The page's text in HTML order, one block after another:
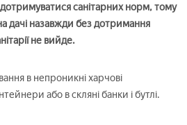
санітарних норм, тому
дачі назавжди без дотримання
не вийде.
в непроникні харчові
або в скляні банки і бутлі.